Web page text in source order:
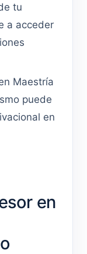
tu
a acceder
Maestría
puede
en
en